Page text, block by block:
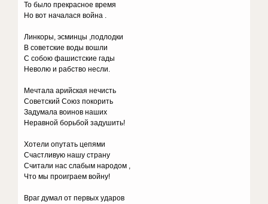
То было прекрасное время
Но вот началася война .
Линкоры, эсминцы ,подлодки
В советские воды вошли
С собою фашистские гады
Неволю и рабство несли.
Мечтала арийская нечисть
Советский Союз покорить
Задумала воинов наших
Неравной борьбой задушить!
Хотели опутать цепями
Счастливую нашу страну
Считали нас слабым народом ,
Что мы проиграем войну!
Враг думал от первых ударов